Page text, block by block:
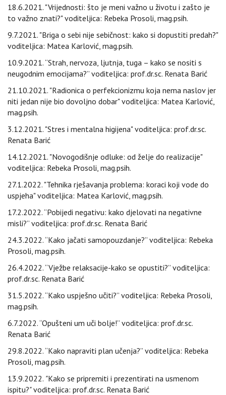
18.6.2021. "Vrijednosti: što je meni važno u životu i zašto je
to važno znati?" voditeljica: Rebeka Prosoli, mag.psih.
9.7.2021. "Briga o sebi nije sebičnost: kako si dopustiti predah?"
voditeljica: Matea Karlović, mag.psih.
10.9.2021. “Strah, nervoza, ljutnja, tuga – kako se nositi s
neugodnim emocijama?” voditeljica: prof.dr.sc. Renata Barić
21.10.2021. "Radionica o perfekcionizmu koja nema naslov jer
niti jedan nije bio dovoljno dobar" voditeljica: Matea Karlović,
mag.psih.
3.12.2021. "Stres i mentalna higijena" voditeljica: prof.dr.sc.
Renata Barić
14.12.2021. "Novogodišnje odluke: od želje do realizacije"
voditeljica: Rebeka Prosoli, mag.psih.
27.1.2022. "Tehnika rješavanja problema: koraci koji vode do
uspjeha" voditeljica: Matea Karlović, mag.psih.
17.2.2022. “Pobijedi negativu: kako djelovati na negativne
misli?” voditeljica: prof.dr.sc. Renata Barić
24.3.2022. “Kako jačati samopouzdanje?” voditeljica: Rebeka
Prosoli, mag.psih.
26.4.2022. “Vježbe relaksacije-kako se opustiti?” voditeljica:
prof.dr.sc. Renata Barić
31.5.2022. “Kako uspješno učiti?” voditeljica: Rebeka Prosoli,
mag.psih.
6.7.2022. “Opušteni um uči bolje!” voditeljica: prof.dr.sc.
Renata Barić
29.8.2022. “Kako napraviti plan učenja?” voditeljica: Rebeka
Prosoli, mag.psih.
13.9.2022. "Kako se pripremiti i prezentirati na usmenom
ispitu?"voditeljica: prof.dr.sc. Renata Barić